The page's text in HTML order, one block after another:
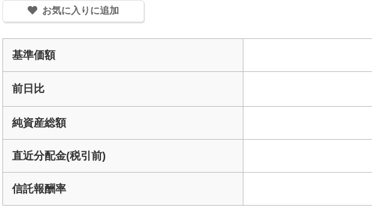
基準価額
前日比
純資産総額
直近分配金(税引前)
信託報酬率